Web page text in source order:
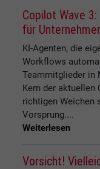
Copilot Wave
für
KI-Agenten, die
Workflows
Teammitglieder in
Kern der aktuellen
richtigen Weichen
Vorsprung....
Weiterlesen
Vorsicht!